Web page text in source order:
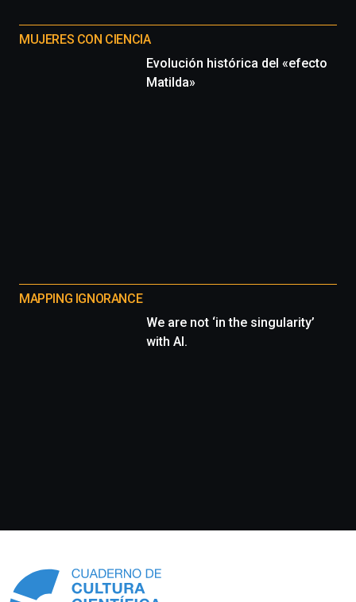
MUJERES CON CIENCIA
Evolución histórica del «efecto
Matilda»
MAPPING IGNORANCE
We are not ‘in the singularity’
with AI.